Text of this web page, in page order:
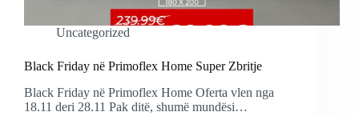
Uncategorized
Black Friday në Primoflex Home Super Zbritje
Black Friday në Primoflex Home Oferta vlen nga
18.11 deri 28.11 Pak ditë, shumë mundësi…